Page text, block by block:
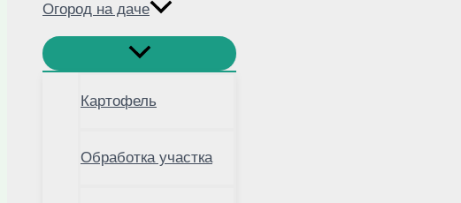
Огород на даче
Картофель
Обработка участка